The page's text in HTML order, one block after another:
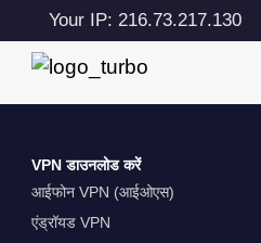
Your IP: 216.73.217.130
VPN डाउनलोड करें
आईफोन VPN (आईओएस)
एंड्रॉयड VPN